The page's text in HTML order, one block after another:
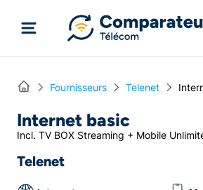
Home Fournisseurs Telenet
Internet basic
Incl. TV BOX Streaming + Mobile
Telenet